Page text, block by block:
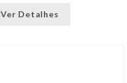
Ver Detalhes